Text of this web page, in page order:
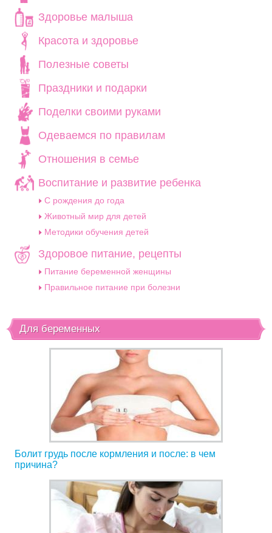
Здоровье малыша
Красота и здоровье
Полезные советы
Праздники и подарки
Поделки своими руками
Одеваемся по правилам
Отношения в семье
Воспитание и развитие ребенка
C рождения до года
Животный мир для детей
Методики обучения детей
Здоровое питание, рецепты
Питание беременной женщины
Правильное питание при болезни
Для беременных
Болит грудь после кормления и после: в чем
причина?